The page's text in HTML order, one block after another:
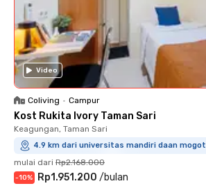
Video
Coliving • Campur
Kost Rukita Ivory Taman Sari
Keagungan, Taman Sari
4.9 km dari universitas mandiri daan mogot
mulai dari Rp2.168.000
-10% Rp1.951.200 /bulan